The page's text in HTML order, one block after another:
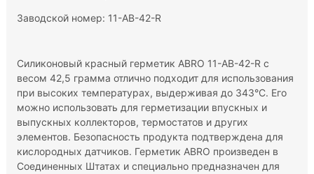
Заводской номер: 11-AB-42-R
Силиконовый красный герметик ABRO 11-AB-42-R с
весом 42,5 грамма отлично подходит для использования
при высоких температурах, выдерживая до 343°С. Его
можно использовать для герметизации впускных и
выпускных коллекторов, термостатов и других
элементов. Безопасность продукта подтверждена для
кислородных датчиков. Герметик ABRO произведен в
Соединенных Штатах и специально предназначен для